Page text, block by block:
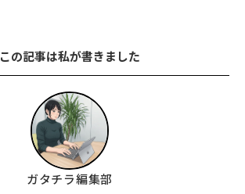
この記事は私が書きました
ガタチラ編集部